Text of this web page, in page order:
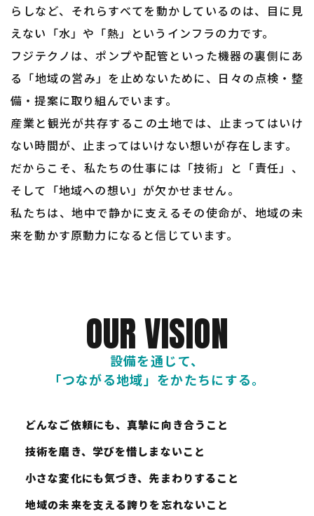
らしなど、それらすべてを動かしているのは、目に見
えない「水」や「熱」というインフラの力です。
フジテクノは、ポンプや配管といった機器の裏側にあ
る「地域の営み」を止めないために、日々の点検・整
備・提案に取り組んでいます。
産業と観光が共存するこの土地では、止まってはいけ
ない時間が、止まってはいけない想いが存在します。
だからこそ、私たちの仕事には「技術」と「責任」、
そして「地域への想い」が欠かせません。
​​​​​​​私たちは、地中で静かに支えるその使命が、地域の未
来を動かす原動力になると信じています。
OUR VISION
設備を通じて、
​​​​​​​「つながる地域」をかたちにする。
どんなご依頼にも、真摯に向き合うこと
技術を磨き、学びを惜しまないこと
小さな変化にも気づき、先まわりすること
地域の未来を支える誇りを忘れないこと